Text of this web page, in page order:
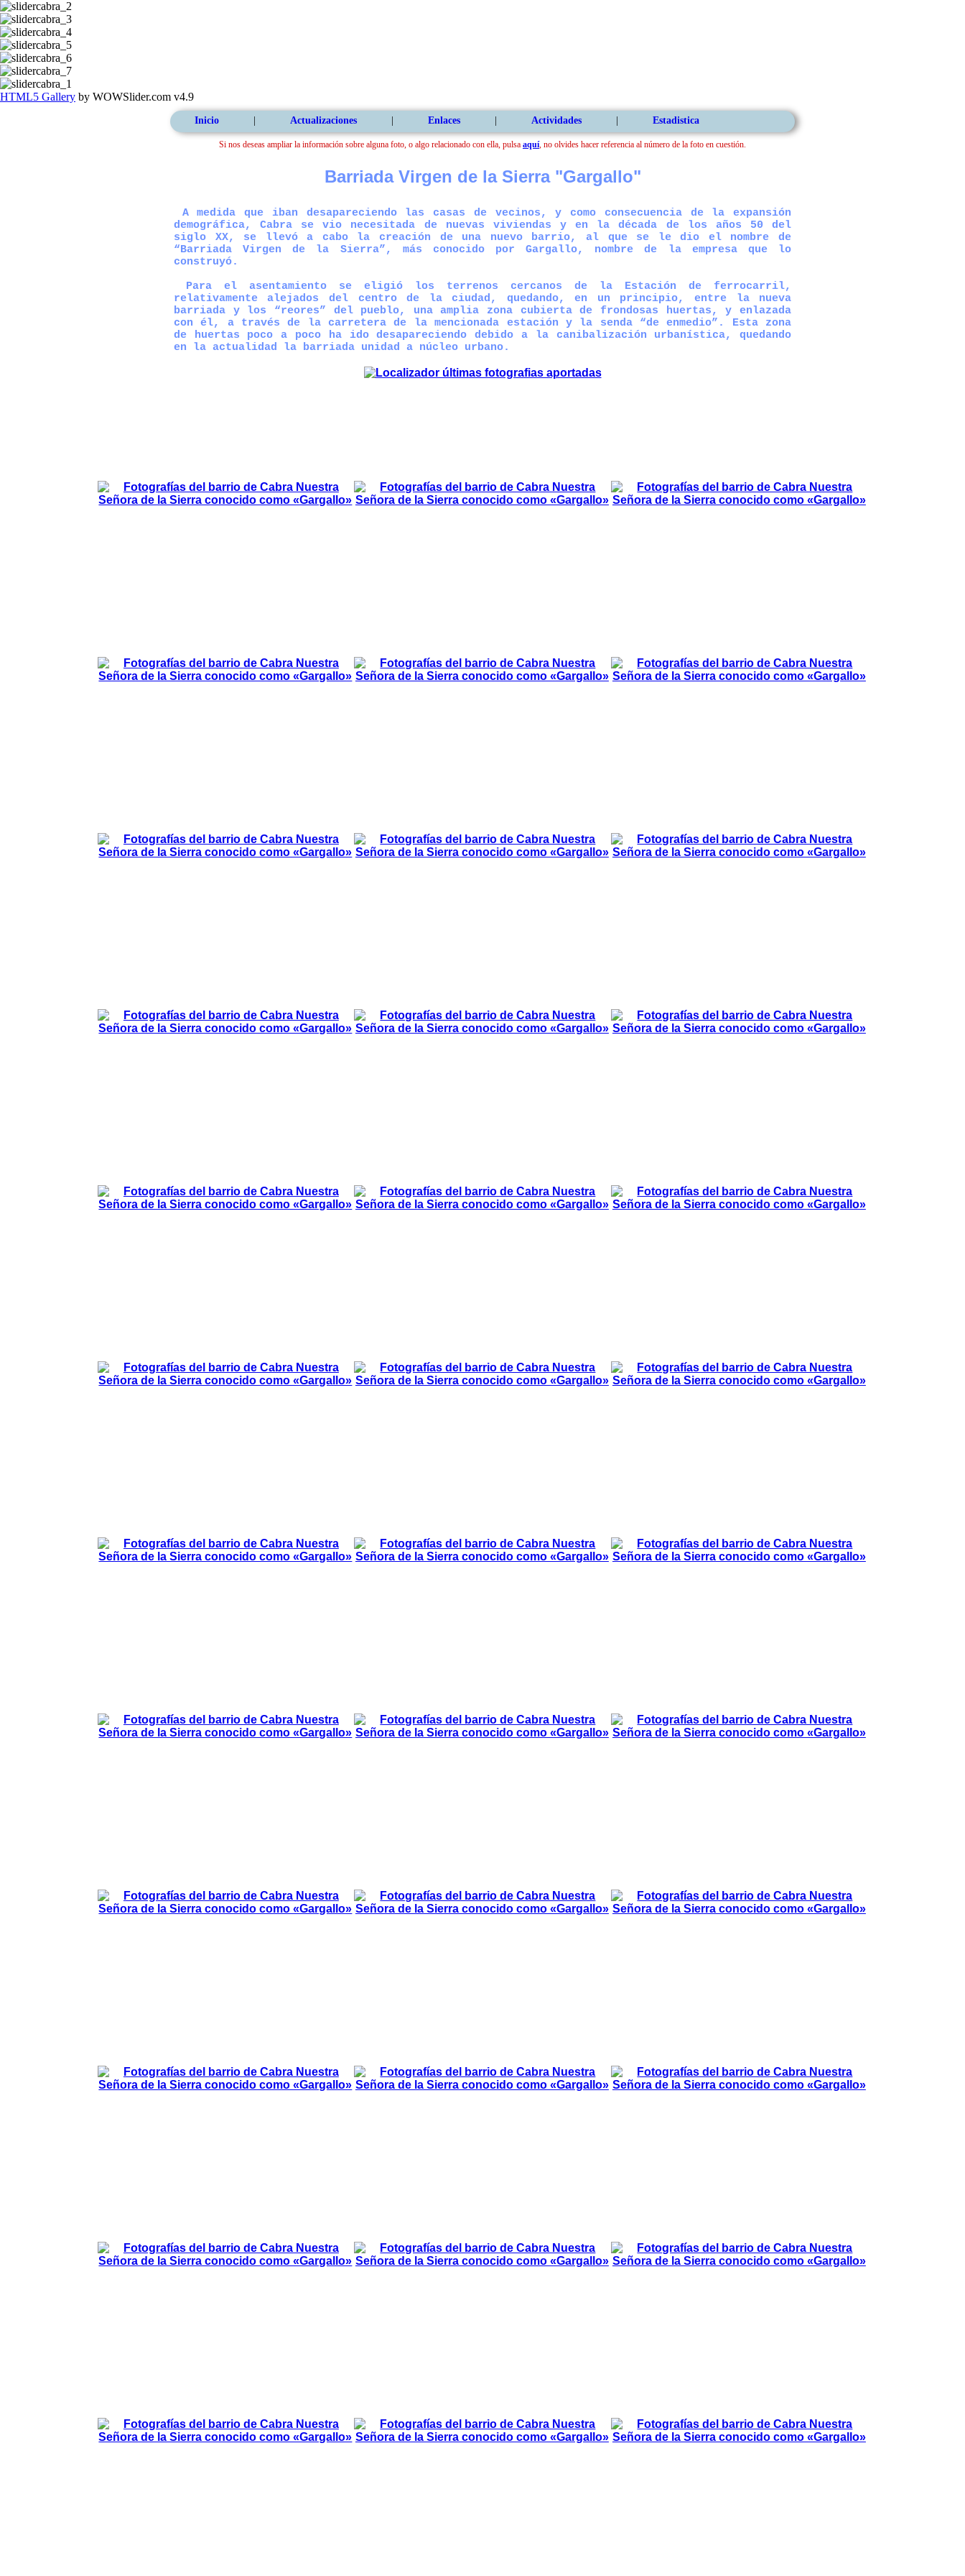
HTML5 Gallery by WOWSlider.com v4.9
Inicio Actualizaciones Enlaces Actividades Estadistica
Si nos deseas ampliar la información sobre alguna foto, o algo relacionado con ella, pulsa aquí, no olvides hacer referencia al número de la foto en cuestión.
Barriada Virgen de la Sierra "Gargallo"
A medida que iban desapareciendo las casas de vecinos, y como consecuencia de la expansión
demográfica, Cabra se vio necesitada de nuevas viviendas y en la década de los años 50 del
siglo XX, se llevó a cabo la creación de una nuevo barrio, al que se le dio el nombre de
“Barriada Virgen de la Sierra”, más conocido por Gargallo, nombre de la empresa que lo
construyó.
Para el asentamiento se eligió los terrenos cercanos de la Estación de ferrocarril,
relativamente alejados del centro de la ciudad, quedando, en un principio, entre la nueva
barriada y los “reores” del pueblo, una amplia zona cubierta de frondosas huertas, y enlazada
con él, a través de la carretera de la mencionada estación y la senda “de enmedio”. Esta zona
de huertas poco a poco ha ido desapareciendo debido a la canibalización urbanística, quedando
en la actualidad la barriada unidad a núcleo urbano.